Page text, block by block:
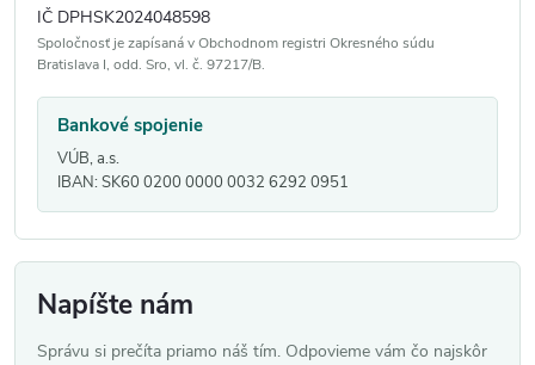
IČ DPHSK2024048598
Spoločnosť je zapísaná v Obchodnom registri Okresného súdu
Bratislava I, odd. Sro, vl. č. 97217/B.
Bankové spojenie
VÚB, a.s.
IBAN:SK60 0200 0000 0032 6292 0951
Napíšte nám
Správu si prečíta priamo náš tím. Odpovieme vám čo najskôr